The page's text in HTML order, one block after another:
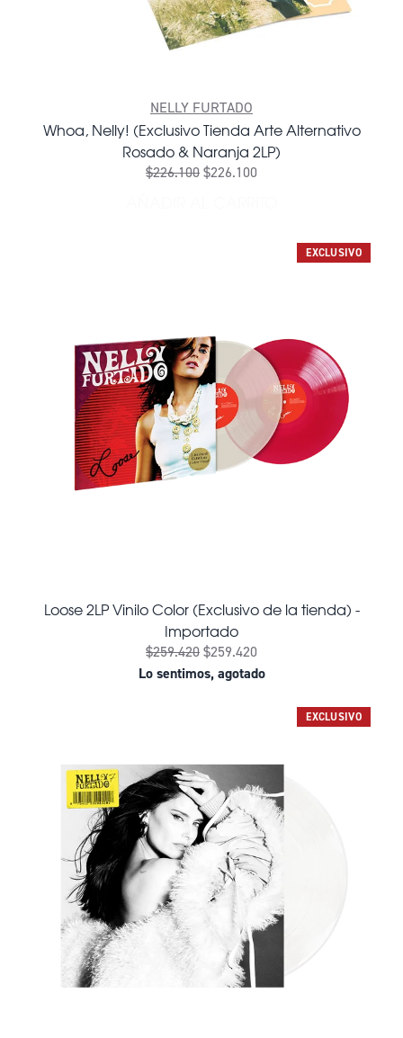
NELLY FURTADO
Whoa, Nelly! (Exclusivo Tienda Arte Alternativo
Rosado & Naranja 2LP)
$226.100$226.100
EXCLUSIVO
Loose 2LP Vinilo Color (Exclusivo de la tienda) -
Importado
$259.420$259.420
Lo sentimos, agotado
EXCLUSIVO